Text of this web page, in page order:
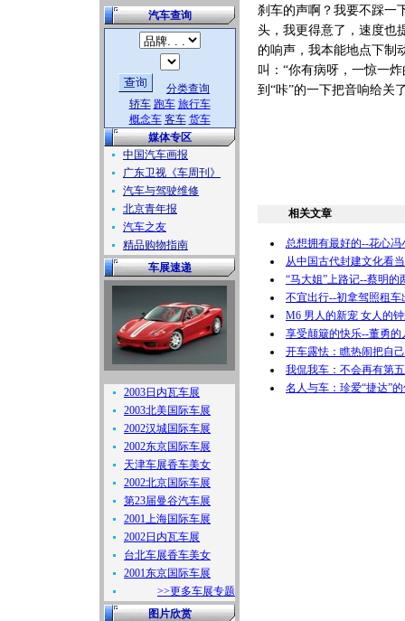
汽车查询
分类查询
轿车 跑车 旅行车
概念车 客车 货车
媒体专区
中国汽车画报
广东卫视《车周刊》
汽车与驾驶维修
北京青年报
汽车之友
精品购物指南
车展速递
2003日内瓦车展
2003北美国际车展
2002汉城国际车展
2002东京国际车展
天津车展香车美女
2002北京国际车展
第23届曼谷汽车展
2001上海国际车展
2002日内瓦车展
台北车展香车美女
2001东京国际车展
>>更多车展专题
图片欣赏
刹车的声啊？我要不踩一
头，我更得意了，速度也
的响声，我本能地点下制
叫：“你有病呀，一惊一
到“咔”的一下把音响给关
相关文章
总想拥有最好的--花心冯
从中国古代封建文化看
“马大姐”上路记--蔡明的
不宜出行--初拿驾照租车
M6 男人的新宠 女人的
享受颠簸的快乐--董勇的
开车露怯：瞧热闹把自
我侃我车：不会再有第
名人与车：珍爱“捷达”